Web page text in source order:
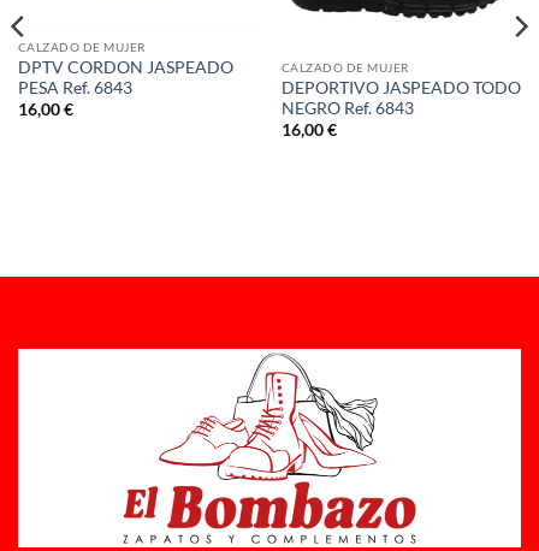
CALZADO DE MUJER
DPTV CORDON JASPEADO
PESA Ref. 6843
16,00€
CALZADO DE MUJER
DEPORTIVO JASPEADO TODO
NEGRO Ref. 6843
16,00€